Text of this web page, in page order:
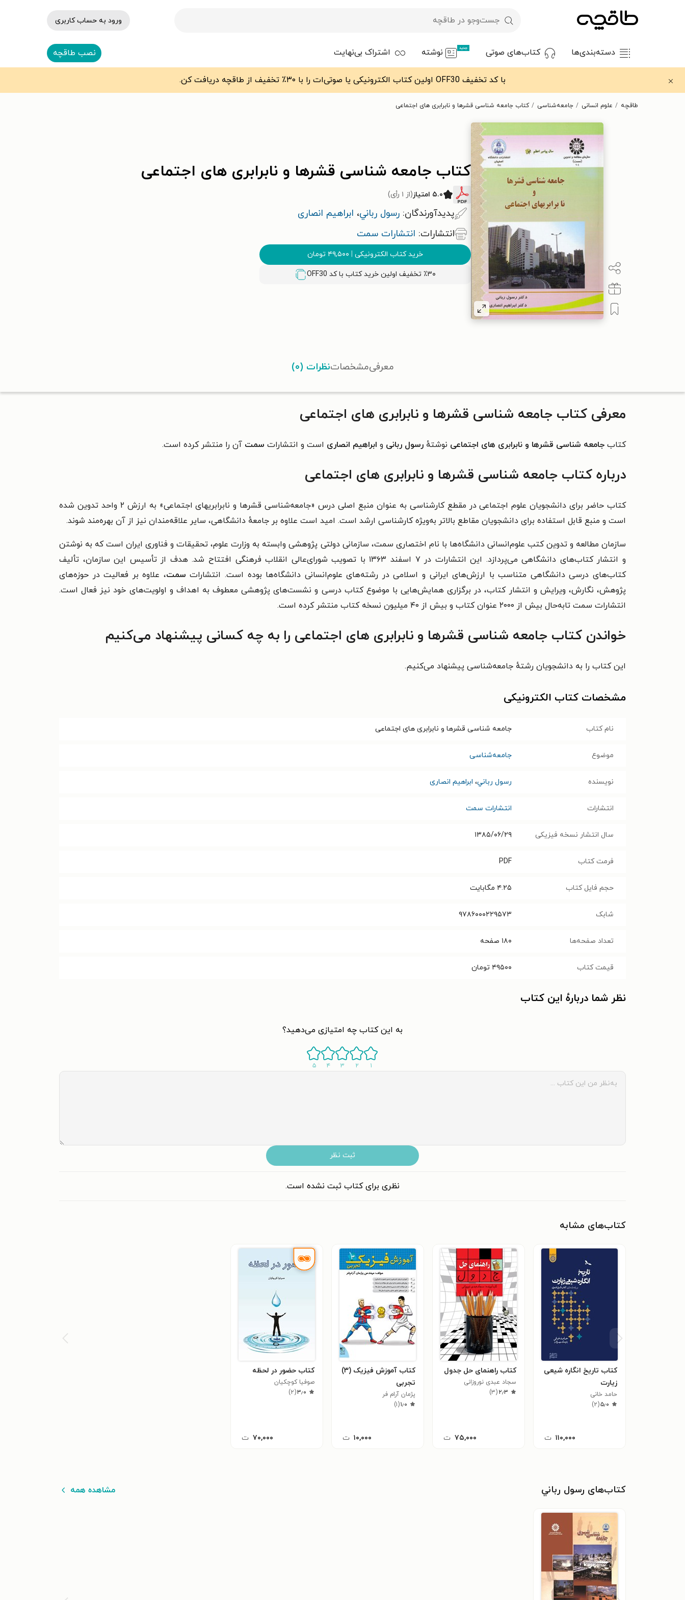
ورود به حساب کاربری
دسته‌بندی‌ها کتاب‌های صوتی جدید نوشته اشتراک بی‌نهایت نصب طاقچه
با کد تخفیف OFF30 اولین کتاب الکترونیکی یا صوتی‌ات را با ۳۰٪ تخفیف از طاقچه دریافت کن.
طاقچه علوم انسانی جامعه‌شناسی کتاب جامعه شناسی قشرها و نابرابری های اجتماعی
کتاب جامعه شناسی قشرها و نابرابری های اجتماعی
۵.۰ امتیاز (از ۱ رأی)
پدیدآورندگان: رسول رباني، ابراهیم انصاری
انتشارات: انتشارات سمت
خرید کتاب الکترونیکی | ۴۹,۵۰۰ تومان
٪۳۰ تخفیف اولین خرید کتاب با کد OFF30
معرفیمشخصاتنظرات (۰)
معرفی کتاب جامعه شناسی قشرها و نابرابری های اجتماعی
کتاب جامعه شناسی قشرها و نابرابری های اجتماعی نوشتهٔ رسول ربانی و ابراهیم انصاری است و انتشارات سمت آن را منتشر کرده است.
درباره کتاب جامعه شناسی قشرها و نابرابری های اجتماعی
کتاب حاضر برای دانشجویان علوم اجتماعی در مقطع کارشناسی به عنوان منبع اصلی درس «جامعه‌شناسی قشرها و نابرابریهای اجتماعی» به ارزش ۲ واحد تدوین شده
است و منبع قابل استفاده برای دانشجویان مقاطع بالاتر به‌ویژه کارشناسی ارشد است. امید است علاوه بر جامعهٔ دانشگاهی، سایر علاقه‌مندان نیز از آن بهره‌مند شوند.
سازمان مطالعه و تدوین کتب علوم‌انسانی دانشگاه‌ها با نام اختصاری سمت، سازمانی دولتی پژوهشی وابسته به وزارت علوم، تحقیقات و فناوری ایران است که به نوشتن
و انتشار کتاب‌های دانشگاهی می‌پردازد. این انتشارات در ۷ اسفند ۱۳۶۳ با تصویب شورای‌عالی انقلاب فرهنگی افتتاح شد. هدف از تأسیس این سازمان، تألیف
کتاب‌های درسی دانشگاهی متناسب با ارزش‌های ایرانی و اسلامی در رشته‌های علوم‌انسانی دانشگاه‌ها بوده ‌است. انتشارات سمت، علاوه بر فعالیت در حوزه‌های
پژوهش، نگارش، ویرایش و انتشار کتاب، در برگزاری همایش‌هایی با موضوع کتاب درسی و نشست‌های پژوهشی معطوف به اهداف و اولویت‌های خود نیز فعال است.
انتشارات سمت تابه‌حال بیش از ۲۰۰۰ عنوان کتاب و بیش از ۴۰ میلیون نسخه کتاب منتشر کرده است.
خواندن کتاب جامعه شناسی قشرها و نابرابری های اجتماعی را به چه کسانی پیشنهاد می‌کنیم
این کتاب را به دانشجویان رشتهٔ جامعه‌شناسی پیشنهاد می‌کنیم.
مشخصات کتاب الکترونیکی
نام کتاب جامعه شناسی قشرها و نابرابری های اجتماعی
موضوع جامعه‌شناسی
نویسنده رسول رباني، ابراهیم انصاری
انتشارات انتشارات سمت
سال انتشار نسخه فیزیکی ۱۳۸۵/۰۶/۲۹
فرمت کتاب PDF
حجم فایل کتاب ۴.۲۵ مگابایت
شابک ۹۷۸۶۰۰۰۲۲۹۵۷۳
تعداد صفحه‌ها ۱۸۰ صفحه
قیمت کتاب ۴۹۵۰۰ تومان
نظر شما دربارهٔ این کتاب
به این کتاب چه امتیازی می‌دهید؟
۱ ۲ ۳ ۴ ۵
ثبت نظر
نظری برای کتاب ثبت نشده است.
کتاب‌های مشابه
کتاب تاریخ انگاره شیعی
زیارت
حامد خانی
۵٫۰(۲)
۱۱۰,۰۰۰ ت
کتاب راهنمای حل جدول
سجاد عبدی نوروزانی
۲٫۳(۳)
۷۵,۰۰۰ ت
کتاب آموزش فیزیک (۳)
تجربی
پژمان آرام فر
۱٫۰(۱)
۱۰,۰۰۰ ت
کتاب حضور در لحظه
صوفیا کوچکیان
۳٫۰(۲)
۷۰,۰۰۰ ت
کتاب‌های رسول رباني مشاهده همه